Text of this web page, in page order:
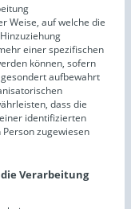
Weise, auf welche die
einer spezifischen
können, sofern
aufbewahrt
dass die
identifizierten
zugewiesen
Verarbeitung